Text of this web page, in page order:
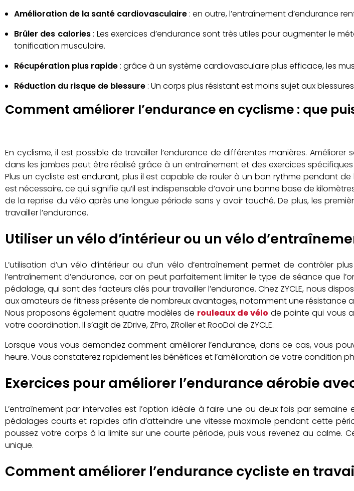
Amélioration de la santé cardiovasculaire : en outre, l’entraînement d’endurance
Brûler des calories : Les exercices d’endurance sont très utiles pour augmenter le
tonification musculaire.
Récupération plus rapide : grâce à un système cardiovasculaire plus efficace, les
Réduction du risque de blessure : Un corps plus résistant est moins sujet aux
Comment améliorer l’endurance en cyclisme : que
En cyclisme, il est possible de travailler l’endurance de différentes manières.
dans les jambes peut être réalisé grâce à un entraînement et des exercices
Plus un cycliste est endurant, plus il est capable de rouler à un bon rythme pendant
est nécessaire, ce qui signifie qu’il est indispensable d’avoir une bonne base de
de la reprise du vélo après une longue période sans y avoir touché. De plus, les
travailler l’endurance.
Utiliser un vélo d’intérieur ou un vélo
L’utilisation d’un vélo d’intérieur ou d’un vélo d’entraînement permet de contrôler
l’entraînement d’endurance, car on peut parfaitement limiter le type de séance que
pédalage, qui sont des facteurs clés pour travailler l’endurance. Chez ZYCLE, nous
aux amateurs de fitness présente de nombreux avantages, notamment une résistance
Nous proposons également quatre modèles de rouleaux de vélo de pointe qui vous
votre coordination. Il s’agit de ZDrive, ZPro, ZRoller et RooDol de ZYCLE.
Lorsque vous vous demandez comment améliorer l’endurance, dans ce cas, vous
heure. Vous constaterez rapidement les bénéfices et l’amélioration de votre condition
Exercices pour améliorer l’endurance aérobie
L’entraînement par intervalles est l’option idéale à faire une ou deux fois par
pédalages courts et rapides afin d’atteindre une vitesse maximale pendant cette
poussez votre corps à la limite sur une courte période, puis vous revenez au
unique.
Comment améliorer l’endurance cycliste en